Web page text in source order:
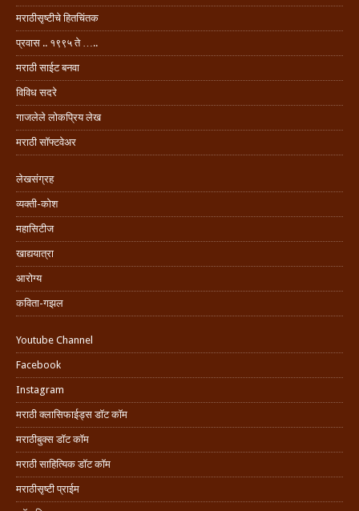
मराठीसृष्टीचे हितचिंतक
प्रवास .. १९९५ ते …..
मराठी साईट बनवा
विविध सदरे
गाजलेले लोकप्रिय लेख
मराठी सॉफ्टवेअर
लेखसंग्रह
व्यक्ती-कोश
महासिटीज
खाद्ययात्रा
आरोग्य
कविता-गझल
Youtube Channel
Facebook
Instagram
मराठी क्लासिफाईड्स डॉट कॉम
मराठीबुक्स डॉट कॉम
मराठी साहित्यिक डॉट कॉम
मराठीसृष्टी प्राईम